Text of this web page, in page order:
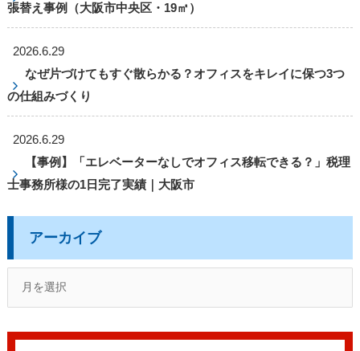
張替え事例（大阪市中央区・19㎡）
2026.6.29
なぜ片づけてもすぐ散らかる？オフィスをキレイに保つ3つ
の仕組みづくり
2026.6.29
【事例】「エレベーターなしでオフィス移転できる？」税理
士事務所様の1日完了実績｜大阪市
アーカイブ